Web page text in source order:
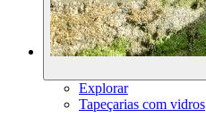
Explorar
Tapeçarias com vidros